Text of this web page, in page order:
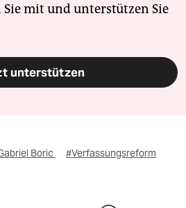
Sie mit und unterstützen Sie
unterstützen
Boric
#Verfassungsreform